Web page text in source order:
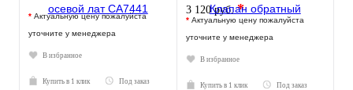
* Актуальную цену пожалуйста
уточните у менеджера
В избранное
Купить в 1 клик Под заказ
3 120 руб.*
* Актуальную цену пожалуйста
уточните у менеджера
В избранное
Купить в 1 клик Под заказ